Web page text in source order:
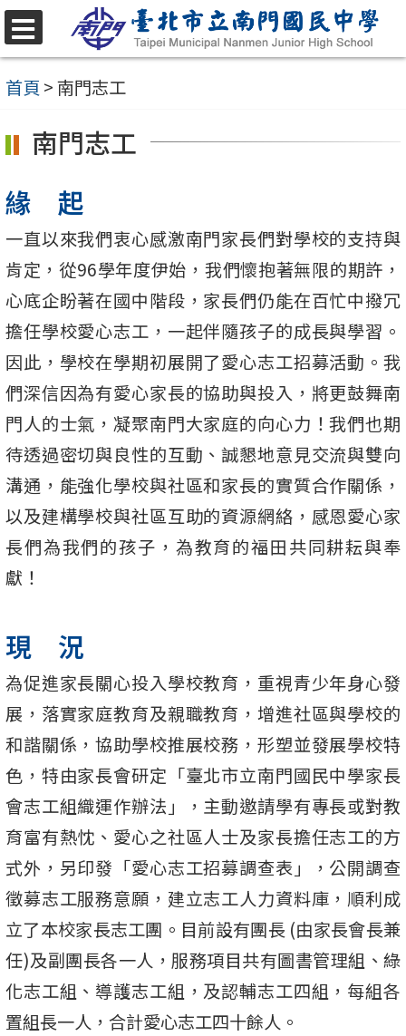
跳
至
主
內
區
選
單
首頁 >南門志工
南門志工
緣 起
一直以來我們衷心感激南門家長們對學校的支持與
肯定，從96學年度伊始，我們懷抱著無限的期許，
心底企盼著在國中階段，家長們仍能在百忙中撥冗
擔任學校愛心志工，一起伴隨孩子的成長與學習。
因此，學校在學期初展開了愛心志工招募活動。我
們深信因為有愛心家長的協助與投入，將更鼓舞南
門人的士氣，凝聚南門大家庭的向心力！我們也期
待透過密切與良性的互動、誠懇地意見交流與雙向
溝通，能強化學校與社區和家長的實質合作關係，
以及建構學校與社區互助的資源網絡，感恩愛心家
長們為我們的孩子，為教育的福田共同耕耘與奉
獻！
現 況
為促進家長關心投入學校教育，重視青少年身心發
展，落實家庭教育及親職教育，增進社區與學校的
和諧關係，協助學校推展校務，形塑並發展學校特
色，特由家長會研定「臺北市立南門國民中學家長
會志工組織運作辦法」，主動邀請學有專長或對教
育富有熱忱、愛心之社區人士及家長擔任志工的方
式外，另印發「愛心志工招募調查表」，公開調查
徵募志工服務意願，建立志工人力資料庫，順利成
立了本校家長志工團。目前設有團長 (由家長會長兼
任)及副團長各一人，服務項目共有圖書管理組、綠
化志工組、導護志工組，及認輔志工四組，每組各
置組長一人，合計愛心志工四十餘人。